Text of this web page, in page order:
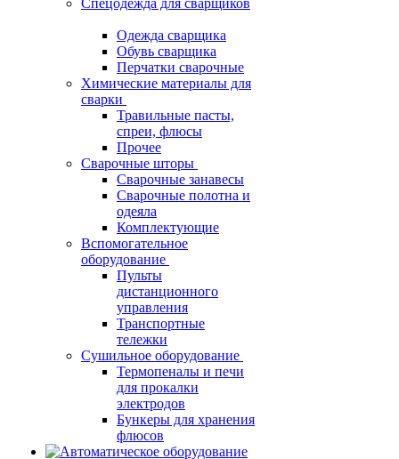
Спецодежда для сварщиков
Одежда сварщика
Обувь сварщика
Перчатки сварочные
Химические материалы для
сварки
Травильные пасты,
спреи, флюсы
Прочее
Сварочные шторы
Сварочные занавесы
Сварочные полотна и
одеяла
Комплектующие
Вспомогательное
оборудование
Пульты
дистанционного
управления
Транспортные
тележки
Сушильное оборудование
Термопеналы и печи
для прокалки
электродов
Бункеры для хранения
флюсов